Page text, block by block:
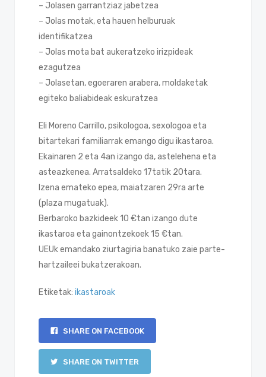
– Jolasen garrantziaz jabetzea
– Jolas motak, eta hauen helburuak
identifikatzea
– Jolas mota bat aukeratzeko irizpideak
ezagutzea
– Jolasetan, egoeraren arabera, moldaketak
egiteko baliabideak eskuratzea
Eli Moreno Carrillo, psikologoa, sexologoa eta
bitartekari familiarrak emango digu ikastaroa.
Ekainaren 2 eta 4an izango da, astelehena eta
asteazkenea. Arratsaldeko 17tatik 20tara.
Izena emateko epea, maiatzaren 29ra arte
(plaza mugatuak).
Berbaroko bazkideek 10 €tan izango dute
ikastaroa eta gainontzekoek 15 €tan.
UEUk emandako ziurtagiria banatuko zaie parte-
hartzaileei bukatzerakoan.
Etiketak: ikastaroak
SHARE ON FACEBOOK
SHARE ON TWITTER